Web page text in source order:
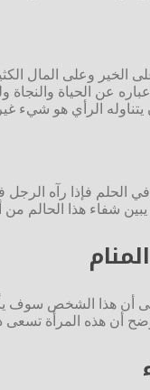
الخير وعلى المال
عن الحياة
الرأي هو شيء
فإذا رآه الرجل
يبين شفاء هذا
أن هذا الشخص سوف
أن هذه المرأة تسعى